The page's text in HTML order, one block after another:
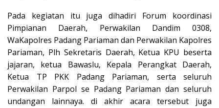
Pada kegiatan itu juga dihadiri Forum koordinasi
Pimpianan Daerah, Perwakilan Dandim 0308,
WaKapolres Padang Pariaman dan Perwakilan Kapolres
Pariaman, Plh Sekretaris Daerah, Ketua KPU beserta
jajaran, ketua Bawaslu, Kepala Perangkat Daerah,
Ketua TP PKK Padang Pariaman, serta seluruh
Perwakilan Parpol se Padang Pariaman dan seluruh
undangan lainnaya. di akhir acara tersebut juga